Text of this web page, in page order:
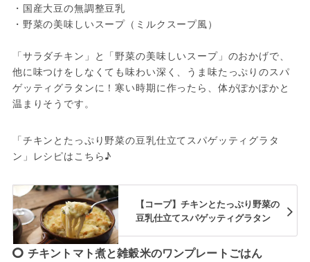
・国産大豆の無調整豆乳
・野菜の美味しいスープ（ミルクスープ風）
「サラダチキン」と「野菜の美味しいスープ」のおかげで、
他に味つけをしなくても味わい深く、うま味たっぷりのスパ
ゲッティグラタンに！寒い時期に作ったら、体がぽかぽかと
温まりそうです。
「チキンとたっぷり野菜の豆乳仕立てスパゲッティグラタ
ン」レシピはこちら♪
【コープ】チキンとたっぷり野菜の
豆乳仕立てスパゲッティグラタン
チキントマト煮と雑穀米のワンプレートごはん